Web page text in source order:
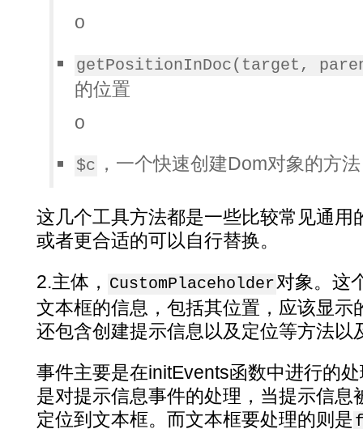
o
getPositionInDoc(target,
的位置
o
$c ，一个快速创建Dom对象的方法
这几个工具方法都是一些比较常见通用
或者更合适的可以自行替换。
2.主体， CustomPlaceholder对象。这
文本框的信息，包括其位置，应该显示
还包含创建提示信息以及定位等方法以
事件主要是在initEvents函数中进行的
是对提示信息事件的处理，当提示信息
定位到文本框。而文本框要处理的则是